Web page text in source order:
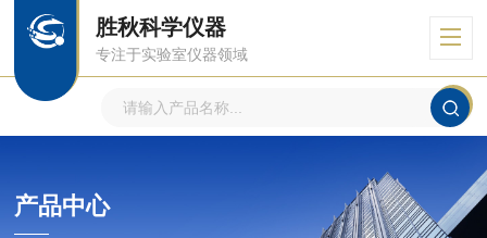
胜秋科学仪器
专注于实验室仪器领域
产品中心